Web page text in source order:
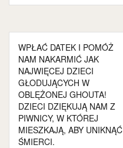
Nawigacja
wpisu
WPŁAĆ DATEK I POMÓŻ
NAM NAKARMIĆ JAK
NAJWIĘCEJ DZIECI
GŁODUJĄCYCH W
OBLĘŻONEJ GHOUTA!
DZIECI DZIĘKUJĄ NAM Z
PIWNICY, W KTÓREJ
MIESZKAJĄ, ABY UNIKNĄĆ
ŚMIERCI.